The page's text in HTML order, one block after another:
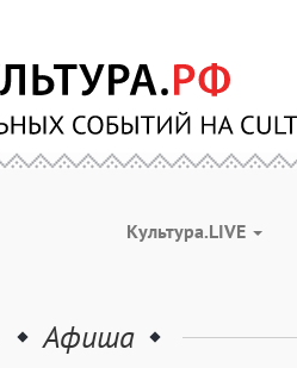
Культура.LIVE
Афиша